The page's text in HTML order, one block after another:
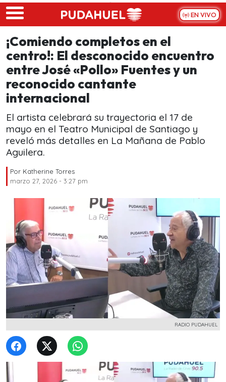
Skip to main content
EN VIVO
¡Comiendo completos en el
centro!: El desconocido encuentro
entre José «Pollo» Fuentes y un
reconocido cantante
internacional
El artista celebrará su trayectoria el 17 de
mayo en el Teatro Municipal de Santiago y
reveló más detalles en La Mañana de Pablo
Aguilera.
Por Katherine Torres
marzo 27, 2026 - 3:27 pm
RADIO PUDAHUEL